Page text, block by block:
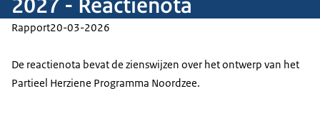
Rapport20-03-2026
De reactienota bevat de zienswijzen over het ontwerp van het
Partieel Herziene Programma Noordzee.